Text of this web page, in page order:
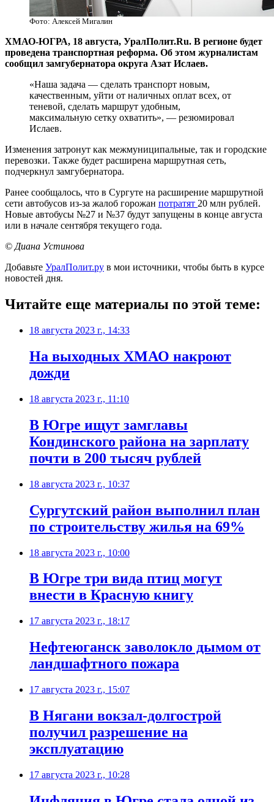
Фото: Алексей Мигалин
ХМАО-ЮГРА, 18 августа, УралПолит.Ru. В регионе будет
проведена транспортная реформа. Об этом журналистам
сообщил замгубернатора округа Азат Ислаев.
«Наша задача — сделать транспорт новым,
качественным, уйти от наличных оплат всех, от
теневой, сделать маршрут удобным,
максимальную сетку охватить», — резюмировал
Ислаев.
Изменения затронут как межмуниципальные, так и городские
перевозки. Также будет расширена маршрутная сеть,
подчеркнул замгубернатора.
Ранее сообщалось, что в Сургуте на расширение маршрутной
сети автобусов из-за жалоб горожан потратят 20 млн рублей.
Новые автобусы №27 и №37 будут запущены в конце августа
или в начале сентября текущего года.
© Диана Устинова
Добавьте УралПолит.ру в мои источники, чтобы быть в курсе
новостей дня.
Читайте еще материалы по этой теме:
18 августа 2023 г., 14:33
На выходных ХМАО накроют
дожди
18 августа 2023 г., 11:10
В Югре ищут замглавы
Кондинского района на зарплату
почти в 200 тысяч рублей
18 августа 2023 г., 10:37
Сургутский район выполнил план
по строительству жилья на 69%
18 августа 2023 г., 10:00
В Югре три вида птиц могут
внести в Красную книгу
17 августа 2023 г., 18:17
Нефтеюганск заволокло дымом от
ландшафтного пожара
17 августа 2023 г., 15:07
В Нягани вокзал-долгострой
получил разрешение на
эксплуатацию
17 августа 2023 г., 10:28